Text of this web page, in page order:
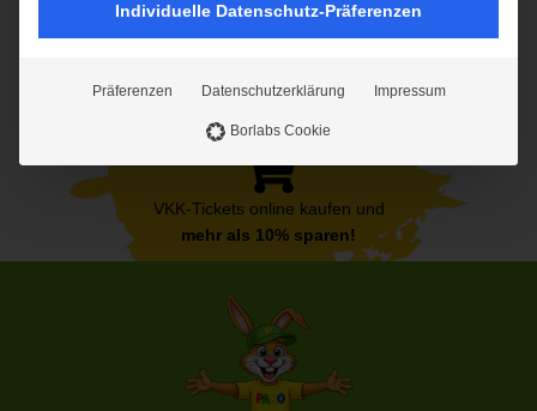
VKK-Tickets online kaufen und
mehr als 10% sparen!
Individuelle Datenschutz-Präferenzen
Präferenzen Datenschutzerklärung Impressum
Borlabs Cookie